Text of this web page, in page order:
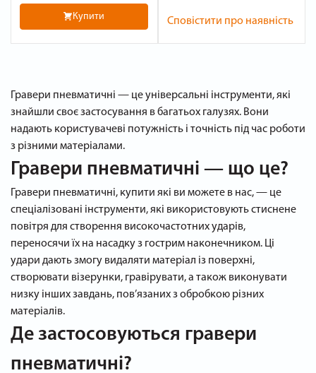
Купити Сповістити про наявність
Гравери пневматичні — це універсальні інструменти, які
знайшли своє застосування в багатьох галузях. Вони
надають користувачеві потужність і точність під час роботи
з різними матеріалами.
Гравери пневматичні — що це?
Гравери пневматичні, купити які ви можете в нас, — це
спеціалізовані інструменти, які використовують стиснене
повітря для створення високочастотних ударів,
переносячи їх на насадку з гострим наконечником. Ці
удари дають змогу видаляти матеріал із поверхні,
створювати візерунки, гравірувати, а також виконувати
низку інших завдань, пов’язаних з обробкою різних
матеріалів.
Де застосовуються гравери
пневматичні?